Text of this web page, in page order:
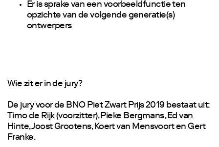
Er is sprake van een voorbeeldfunctie ten
opzichte van de volgende generatie(s)
ontwerpers
Wie zit er in de jury?
De jury voor de BNO Piet Zwart Prijs 2019 bestaat uit:
Timo de Rijk (voorzitter), Pieke Bergmans, Ed van
Hinte, Joost Grootens, Koert van Mensvoort en Gert
Franke.